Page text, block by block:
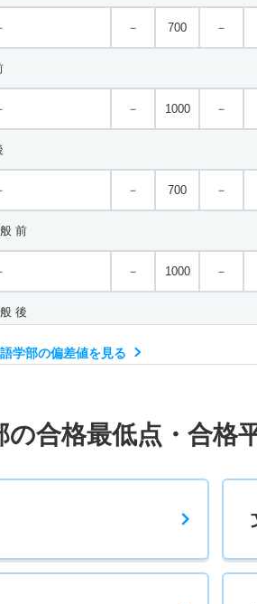
－ 700 －
－ 1000 －
－ 700 －
前
－ 1000 －
後
－
学部の偏差値を見る
の合格最低点・合格